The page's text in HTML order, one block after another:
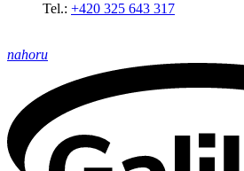
Tel.: +420 325 643 317
nahoru